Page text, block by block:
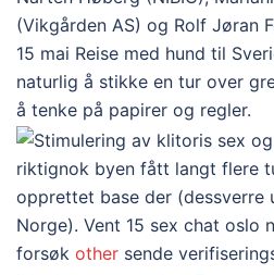
(Vikgården AS) og Rolf Jøran
15 mai Reise med hund til
naturlig å stikke en tur over
å tenke på papirer og regler.
riktignok byen fått langt flere
opprettet base der (dessverre
Norge). Vent 15 sex chat oslo
forsøk other sende